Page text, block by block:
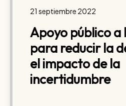
21 septiembre 2022
Apoyo público a
para reducir la
el impacto de la
incertidumbre